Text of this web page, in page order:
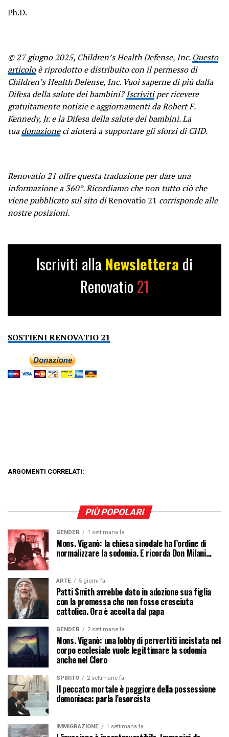
Ph.D.
© 27 giugno 2025, Children’s Health Defense, Inc. Questo
articoloè riprodotto e distribuito con il permesso di
Children’s Health Defense, Inc. Vuoi saperne di più dalla
Difesa della salute dei bambini?Iscrivitiper ricevere
gratuitamente notizie e aggiornamenti da Robert F.
Kennedy, Jr. e la Difesa della salute dei bambini. La
tuadonazioneci aiuterà a supportare gli sforzi di CHD.
Renovatio 21 offre questa traduzione per dare una
informazione a 360º. Ricordiamo che non tutto ciò che
viene pubblicato sul sito diRenovatio 21 corrisponde alle
nostre posizioni.
Iscriviti alla Newslettera di
Renovatio 21
SOSTIENI RENOVATIO 21
ARGOMENTI CORRELATI:
PIÙ POPOLARI
GENDER 1 settimana fa
Mons. Viganò: la chiesa sinodale ha l’ordine di
normalizzare la sodomia. E ricorda Don Milani…
ARTE 5 giorni fa
Patti Smith avrebbe dato in adozione sua figlia
con la promessa che non fosse cresciuta
cattolica. Ora è accolta dal papa
GENDER 2 settimane fa
Mons. Viganò: una lobby di pervertiti incistata nel
corpo ecclesiale vuole legittimare la sodomia
anche nel Clero
SPIRITO 2 settimane fa
Il peccato mortale è peggiore della possessione
demoniaca: parla l’esorcista
IMMIGRAZIONE 1 settimana fa